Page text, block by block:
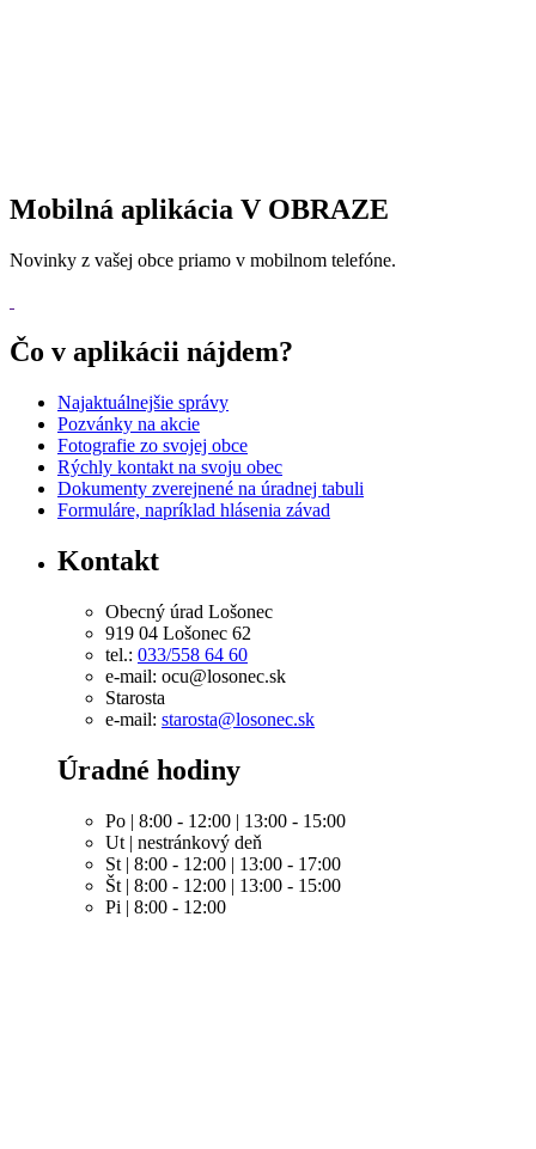
Mobilná aplikácia V OBRAZE
Novinky z vašej obce priamo v mobilnom telefóne.
Čo v aplikácii nájdem?
Najaktuálnejšie správy
Pozvánky na akcie
Fotografie zo svojej obce
Rýchly kontakt na svoju obec
Dokumenty zverejnené na úradnej tabuli
Formuláre, napríklad hlásenia závad
Kontakt
Obecný úrad Lošonec
919 04 Lošonec 62
tel.: 033/558 64 60
e-mail: ocu@losonec.sk
Starosta
e-mail: starosta@losonec.sk
Úradné hodiny
Po | 8:00 - 12:00 | 13:00 - 15:00
Ut | nestránkový deň
St | 8:00 - 12:00 | 13:00 - 17:00
Št | 8:00 - 12:00 | 13:00 - 15:00
Pi | 8:00 - 12:00